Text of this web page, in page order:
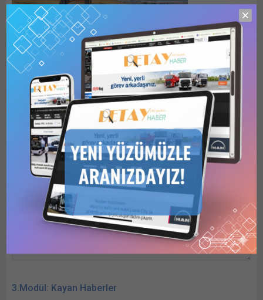
3.Modül: Kayan Haberler